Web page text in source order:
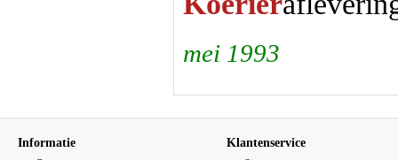
mei 1993
Informatie Klantenservice